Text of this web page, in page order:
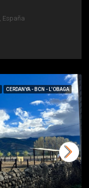
España
CERDANYA - BCN - L'OBAGA